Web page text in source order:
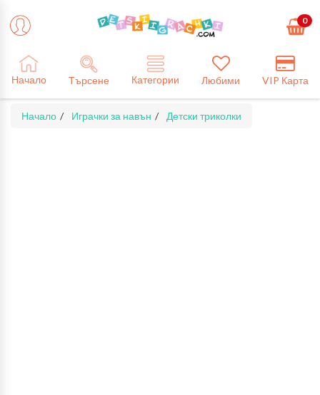
0
Начало Търсене Категории Любими VIP Карта
Начало Играчки за навън Детски триколки